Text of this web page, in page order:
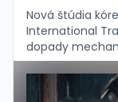
Nová štúdia
International
dopady
januára 2026
cement či …